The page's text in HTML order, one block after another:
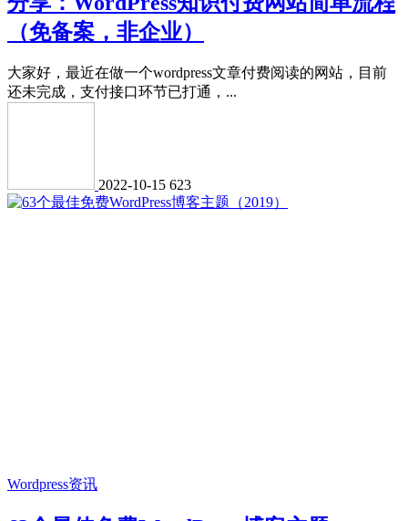
（免备案，非企业）
大家好，最近在做一个wordpress文章付费阅读的网站，目前
还未完成，支付接口环节已打通，...
2022-10-15 623
Wordpress资讯